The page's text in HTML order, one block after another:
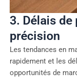
3. Délais
précision
Les tendances en
rapidement et les
opportunités de